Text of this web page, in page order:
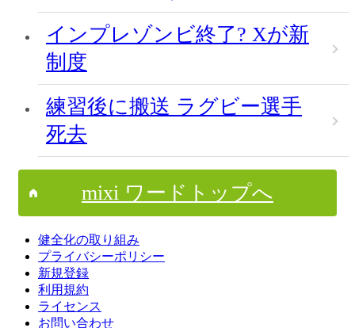
インプレゾンビ終了? Xが新
制度
練習後に搬送 ラグビー選手
死去
mixi ワードトップへ
健全化の取り組み
プライバシーポリシー
新規登録
利用規約
ライセンス
お問い合わせ